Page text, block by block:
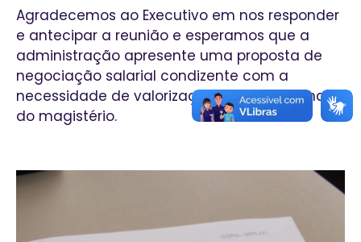
Agradecemos ao Executivo em nos responder
e antecipar a reunião e esperamos que a
administração apresente uma proposta de
negociação salarial condizente com a
necessidade de valorização dos profissionais
do magistério.